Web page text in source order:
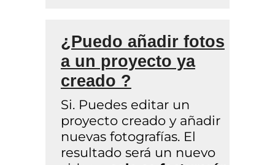
¿Puedo añadir fotos
a un proyecto ya
creado ?
Si. Puedes editar un
proyecto creado y añadir
nuevas fotografías. El
resultado será un nuevo